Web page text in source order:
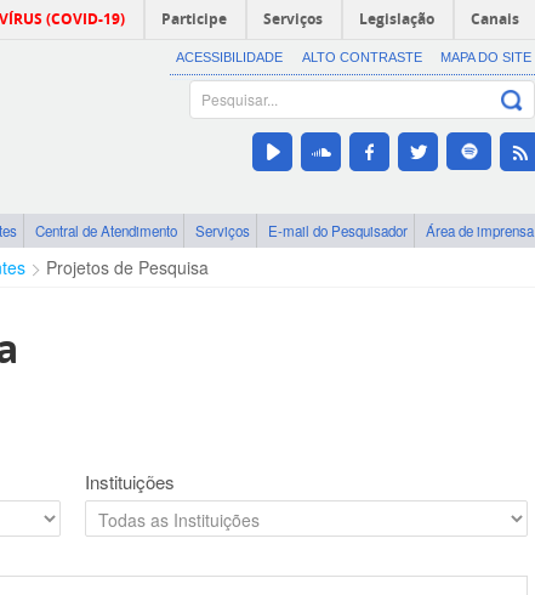
(COVID-19) Participe Serviços Legislação Canais
ACESSIBILIDADE ALTO CONTRASTE MAPA DO SITE
Central de Atendimento Serviços E-mail do Pesquisador Área de imprensa
Projetos de Pesquisa
Instituições